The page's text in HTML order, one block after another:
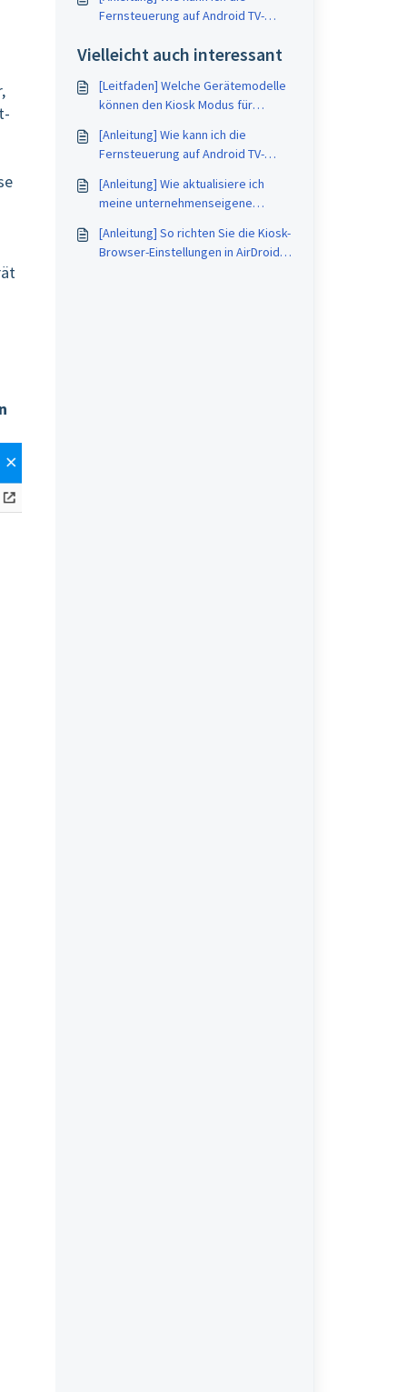
Fernsteuerung auf Android TV-
Vielleicht auch interessant
[Leitfaden] Welche Gerätemodelle
können den Kiosk Modus für
[Anleitung] Wie kann ich die
Fernsteuerung auf Android TV-
[Anleitung] Wie aktualisiere ich
meine unternehmenseigene
[Anleitung] So richten Sie die Kiosk-
Browser-Einstellungen in AirDroid